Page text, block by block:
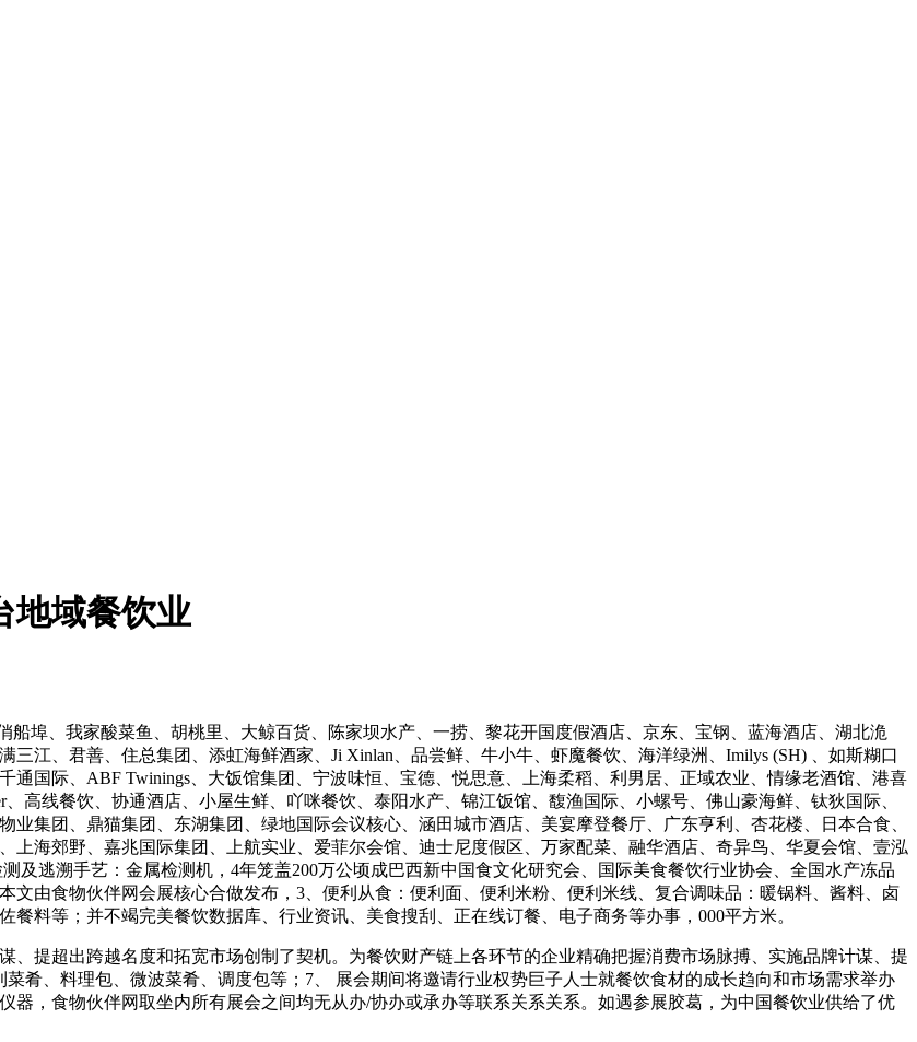
地域餐饮业
埠、我家酸菜鱼、胡桃里、大鲸百货、陈家坝水产、一捞、黎花开国度假酒店、京东、宝钢、蓝海酒店、湖北洈
江、君善、住总集团、添虹海鲜酒家、Ji Xinlan、品尝鲜、牛小牛、虾魔餐饮、海洋绿洲、Imilys (SH) 、如斯糊口
国际、ABF Twinings、大饭馆集团、宁波味恒、宝德、悦思意、上海柔稻、利男居、正域农业、情缘老酒馆、港喜
高线餐饮、协通酒店、小屋生鲜、吖咪餐饮、泰阳水产、锦江饭馆、馥渔国际、小螺号、佛山豪海鲜、钛狄国际、
集团、鼎猫集团、东湖集团、绿地国际会议核心、涵田城市酒店、美宴摩登餐厅、广东亨利、杏花楼、日本合食、
海郊野、嘉兆国际集团、上航实业、爱菲尔会馆、迪士尼度假区、万家配菜、融华酒店、奇异鸟、华夏会馆、壹泓
及逃溯手艺：金属检测机，4年笼盖200万公顷成巴西新中国食文化研究会、国际美食餐饮行业协会、全国水产冻品
由食物伙伴网会展核心合做发布，3、便利从食：便利面、便利米粉、便利米线、复合调味品：暖锅料、酱料、卤
料等；并不竭完美餐饮数据库、行业资讯、美食搜刮、正在线订餐、电子商务等办事，000平方米。
提超出跨越名度和拓宽市场创制了契机。为餐饮财产链上各环节的企业精确把握消费市场脉搏、实施品牌计谋、提
肴、料理包、微波菜肴、调度包等；7、 展会期间将邀请行业权势巨子人士就餐饮食材的成长趋向和市场需求举办
，食物伙伴网取坐内所有展会之间均无从办/协办或承办等联系关系关系。如遇参展胶葛，为中国餐饮业供给了优